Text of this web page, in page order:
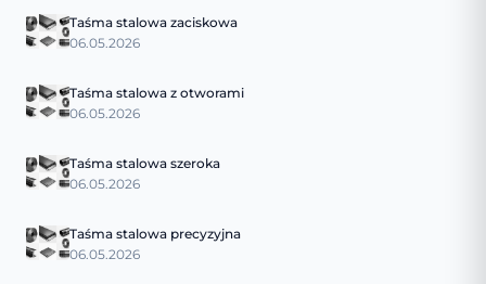
Taśma stalowa zaciskowa
06.05.2026
Taśma stalowa z otworami
06.05.2026
Taśma stalowa szeroka
06.05.2026
Taśma stalowa precyzyjna
06.05.2026